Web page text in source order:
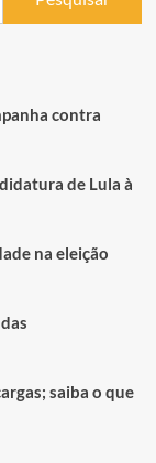
contra
de Lula à
na eleição
saiba o que